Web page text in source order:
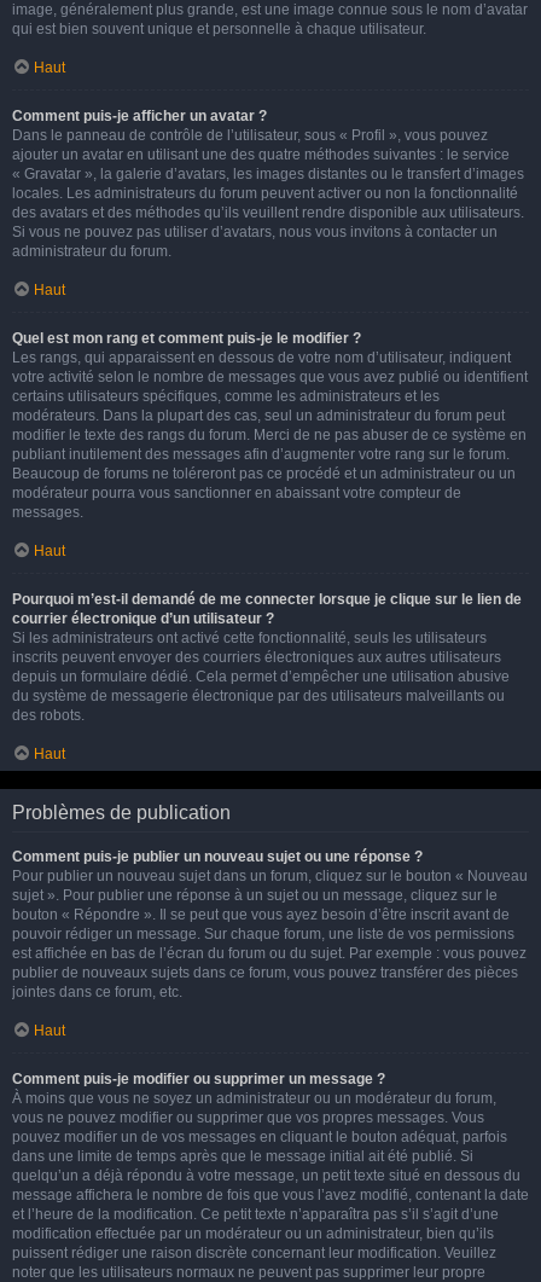
image, généralement plus grande, est une image connue sous le nom d’avatar
qui est bien souvent unique et personnelle à chaque utilisateur.
Haut
Comment puis-je afficher un avatar ?
Dans le panneau de contrôle de l’utilisateur, sous « Profil », vous pouvez
ajouter un avatar en utilisant une des quatre méthodes suivantes : le service
« Gravatar », la galerie d’avatars, les images distantes ou le transfert d’images
locales. Les administrateurs du forum peuvent activer ou non la fonctionnalité
des avatars et des méthodes qu’ils veuillent rendre disponible aux utilisateurs.
Si vous ne pouvez pas utiliser d’avatars, nous vous invitons à contacter un
administrateur du forum.
Haut
Quel est mon rang et comment puis-je le modifier ?
Les rangs, qui apparaissent en dessous de votre nom d’utilisateur, indiquent
votre activité selon le nombre de messages que vous avez publié ou identifient
certains utilisateurs spécifiques, comme les administrateurs et les
modérateurs. Dans la plupart des cas, seul un administrateur du forum peut
modifier le texte des rangs du forum. Merci de ne pas abuser de ce système en
publiant inutilement des messages afin d’augmenter votre rang sur le forum.
Beaucoup de forums ne toléreront pas ce procédé et un administrateur ou un
modérateur pourra vous sanctionner en abaissant votre compteur de
messages.
Haut
Pourquoi m’est-il demandé de me connecter lorsque je clique sur le lien de
courrier électronique d’un utilisateur ?
Si les administrateurs ont activé cette fonctionnalité, seuls les utilisateurs
inscrits peuvent envoyer des courriers électroniques aux autres utilisateurs
depuis un formulaire dédié. Cela permet d’empêcher une utilisation abusive
du système de messagerie électronique par des utilisateurs malveillants ou
des robots.
Haut
Problèmes de publication
Comment puis-je publier un nouveau sujet ou une réponse ?
Pour publier un nouveau sujet dans un forum, cliquez sur le bouton « Nouveau
sujet ». Pour publier une réponse à un sujet ou un message, cliquez sur le
bouton « Répondre ». Il se peut que vous ayez besoin d’être inscrit avant de
pouvoir rédiger un message. Sur chaque forum, une liste de vos permissions
est affichée en bas de l’écran du forum ou du sujet. Par exemple : vous pouvez
publier de nouveaux sujets dans ce forum, vous pouvez transférer des pièces
jointes dans ce forum, etc.
Haut
Comment puis-je modifier ou supprimer un message ?
À moins que vous ne soyez un administrateur ou un modérateur du forum,
vous ne pouvez modifier ou supprimer que vos propres messages. Vous
pouvez modifier un de vos messages en cliquant le bouton adéquat, parfois
dans une limite de temps après que le message initial ait été publié. Si
quelqu’un a déjà répondu à votre message, un petit texte situé en dessous du
message affichera le nombre de fois que vous l’avez modifié, contenant la date
et l’heure de la modification. Ce petit texte n’apparaîtra pas s’il s’agit d’une
modification effectuée par un modérateur ou un administrateur, bien qu’ils
puissent rédiger une raison discrète concernant leur modification. Veuillez
noter que les utilisateurs normaux ne peuvent pas supprimer leur propre